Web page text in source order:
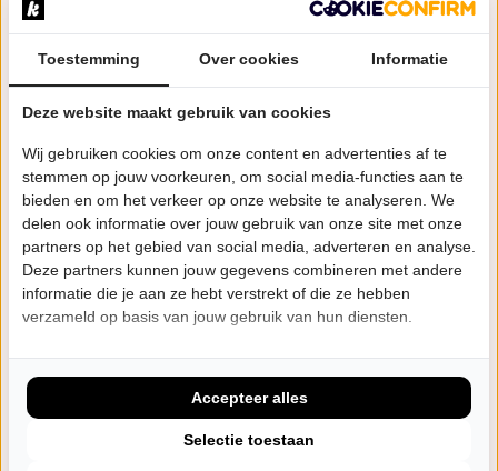
Agenda
VR
25
20:00 uur
Podium Reimerswaal
Rilland
Bestel tickets
17
20:00 uur
Schouwburg Middelburg
Toestemming Over cookies Informatie
Deze website maakt gebruik van cookies
Wij gebruiken cookies om onze content en advertenties af te
stemmen op jouw voorkeuren, om social media-functies aan te
bieden en om het verkeer op onze website te analyseren. We
delen ook informatie over jouw gebruik van onze site met onze
partners op het gebied van social media, adverteren en analyse.
Deze partners kunnen jouw gegevens combineren met andere
informatie die je aan ze hebt verstrekt of die ze hebben
verzameld op basis van jouw gebruik van hun diensten.
Selectie toestaan
Accepteer alles